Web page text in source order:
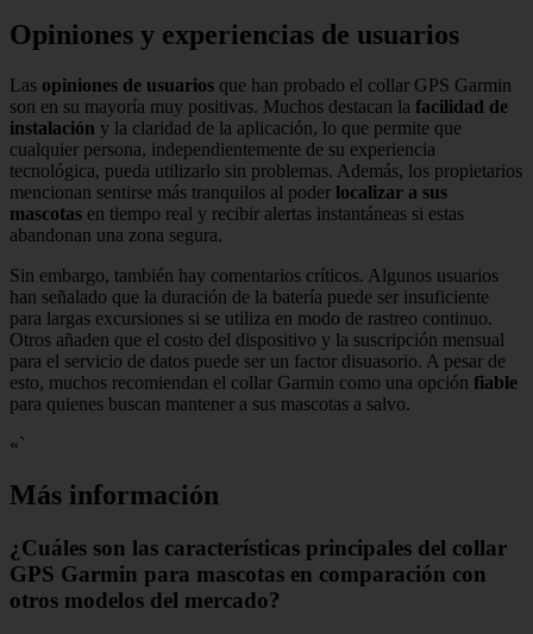
Opiniones y experiencias de usuarios
Las opiniones de usuarios que han probado el collar GPS Garmin
son en su mayoría muy positivas. Muchos destacan la facilidad de
instalación y la claridad de la aplicación, lo que permite que
cualquier persona, independientemente de su experiencia
tecnológica, pueda utilizarlo sin problemas. Además, los propietarios
mencionan sentirse más tranquilos al poder localizar a sus
mascotas en tiempo real y recibir alertas instantáneas si estas
abandonan una zona segura.
Sin embargo, también hay comentarios críticos. Algunos usuarios
han señalado que la duración de la batería puede ser insuficiente
para largas excursiones si se utiliza en modo de rastreo continuo.
Otros añaden que el costo del dispositivo y la suscripción mensual
para el servicio de datos puede ser un factor disuasorio. A pesar de
esto, muchos recomiendan el collar Garmin como una opción fiable
para quienes buscan mantener a sus mascotas a salvo.
«`
Más información
¿Cuáles son las características principales del collar
GPS Garmin para mascotas en comparación con
otros modelos del mercado?